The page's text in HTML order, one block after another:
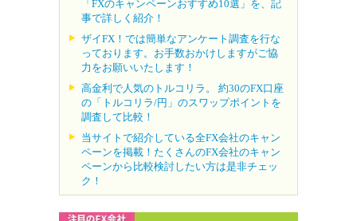
「FXのキャンペーンおすすめ10選」を、記
事で詳しく紹介！
ザイFX！では簡単なアンケート調査を行な
っております。お手数おかけしますがご協
力をお願いいたします！
高金利で人気のトルコリラ。 約30のFX口座
の「トルコリラ/円」のスワップポイントを
調査して比較！
当サイトで紹介している全FX会社のキャン
ペーンを掲載！たくさんのFX会社のキャン
ペーンから比較検討したい方は是非チェッ
ク！